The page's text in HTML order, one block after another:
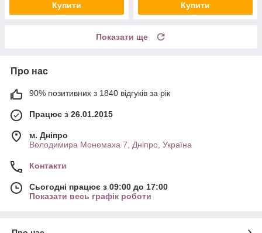
Купити Купити
Показати ще
Про нас
90% позитивних з 1840 відгуків за рік
Працює з 26.01.2015
м. Дніпро
Володимира Мономаха 7, Дніпро, Україна
Контакти
Сьогодні працює з 09:00 до 17:00
Показати весь графік роботи